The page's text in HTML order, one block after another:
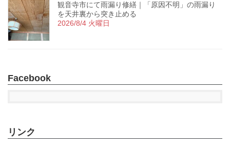
観音寺市にて雨漏り修繕｜「原因不明」の雨漏り
を天井裏から突き止める
2026/8/4 火曜日
Facebook
リンク